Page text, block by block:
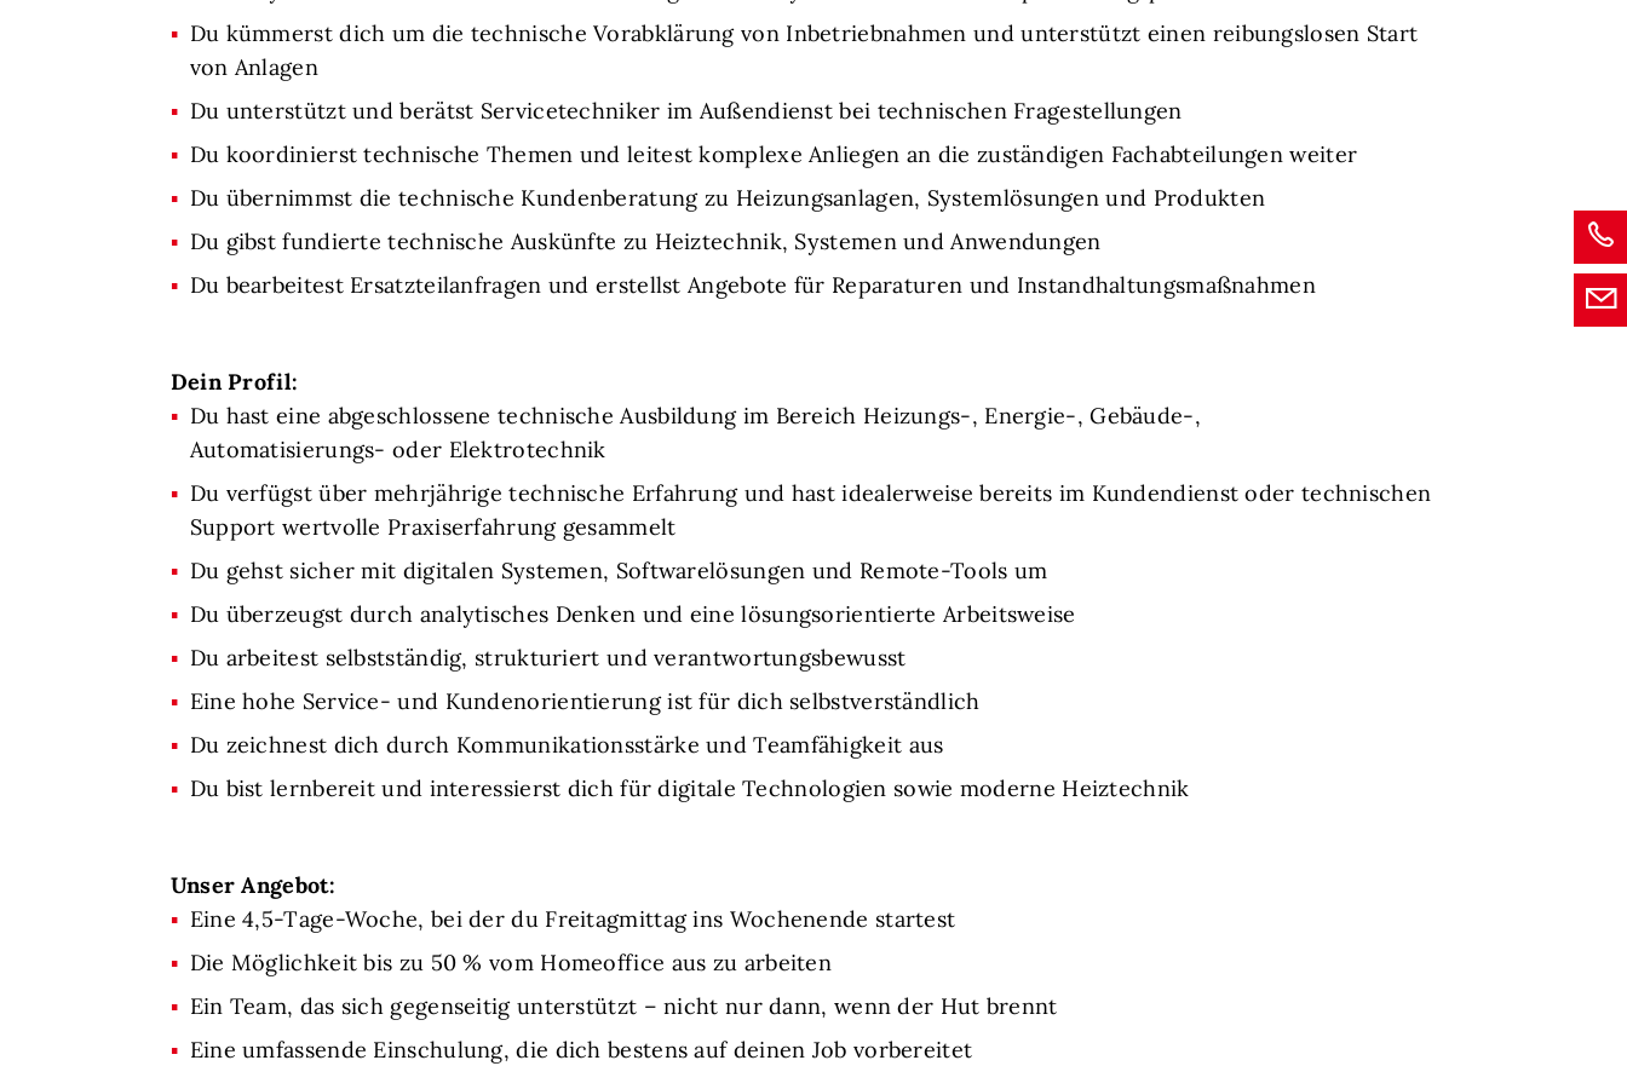
Du kümmerst dich um die technische Vorabklärung von Inbetriebnahmen und unterstützt einen reibungslosen Start
von Anlagen
Du unterstützt und berätst Servicetechniker im Außendienst bei technischen Fragestellungen
Du koordinierst technische Themen und leitest komplexe Anliegen an die zuständigen Fachabteilungen weiter
Du übernimmst die technische Kundenberatung zu Heizungsanlagen, Systemlösungen und Produkten
Du gibst fundierte technische Auskünfte zu Heiztechnik, Systemen und Anwendungen
Du bearbeitest Ersatzteilanfragen und erstellst Angebote für Reparaturen und Instandhaltungsmaßnahmen
Dein Profil:
Du hast eine abgeschlossene technische Ausbildung im Bereich Heizungs-, Energie-, Gebäude-,
Automatisierungs- oder Elektrotechnik
Du verfügst über mehrjährige technische Erfahrung und hast idealerweise bereits im Kundendienst oder technischen
Support wertvolle Praxiserfahrung gesammelt
Du gehst sicher mit digitalen Systemen, Softwarelösungen und Remote-Tools um
Du überzeugst durch analytisches Denken und eine lösungsorientierte Arbeitsweise
Du arbeitest selbstständig, strukturiert und verantwortungsbewusst
Eine hohe Service- und Kundenorientierung ist für dich selbstverständlich
Du zeichnest dich durch Kommunikationsstärke und Teamfähigkeit aus
Du bist lernbereit und interessierst dich für digitale Technologien sowie moderne Heiztechnik
Unser Angebot:
Eine 4,5-Tage-Woche, bei der du Freitagmittag ins Wochenende startest
Die Möglichkeit bis zu 50 % vom Homeoffice aus zu arbeiten
Ein Team, das sich gegenseitig unterstützt – nicht nur dann, wenn der Hut brennt
Eine umfassende Einschulung, die dich bestens auf deinen Job vorbereitet